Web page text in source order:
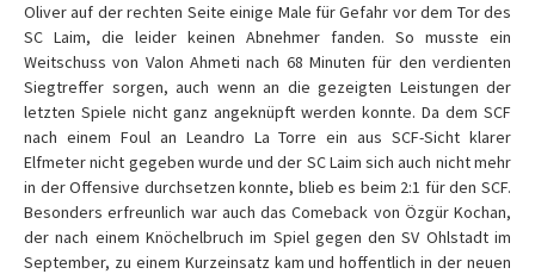
Oliver auf der rechten Seite einige Male für Gefahr vor dem Tor des
SC Laim, die leider keinen Abnehmer fanden. So musste ein
Weitschuss von Valon Ahmeti nach 68 Minuten für den verdienten
Siegtreffer sorgen, auch wenn an die gezeigten Leistungen der
letzten Spiele nicht ganz angeknüpft werden konnte. Da dem SCF
nach einem Foul an Leandro La Torre ein aus SCF-Sicht klarer
Elfmeter nicht gegeben wurde und der SC Laim sich auch nicht mehr
in der Offensive durchsetzen konnte, blieb es beim 2:1 für den SCF.
Besonders erfreunlich war auch das Comeback von Özgür Kochan,
der nach einem Knöchelbruch im Spiel gegen den SV Ohlstadt im
September, zu einem Kurzeinsatz kam und hoffentlich in der neuen